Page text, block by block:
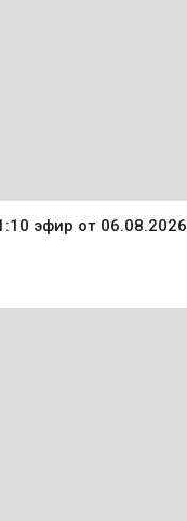
эфир от 06.08.2026